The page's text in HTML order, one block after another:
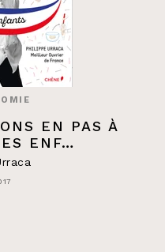
EN PAS À
ENF…